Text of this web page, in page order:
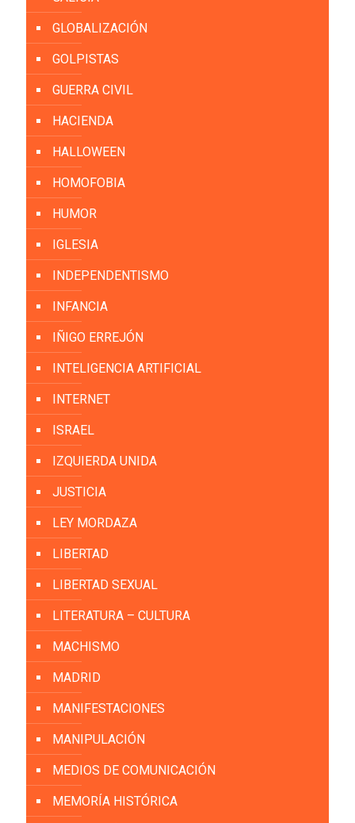
GLOBALIZACIÓN
GOLPISTAS
GUERRA CIVIL
HACIENDA
HALLOWEEN
HOMOFOBIA
HUMOR
IGLESIA
INDEPENDENTISMO
INFANCIA
IÑIGO ERREJÓN
INTELIGENCIA ARTIFICIAL
INTERNET
ISRAEL
IZQUIERDA UNIDA
JUSTICIA
LEY MORDAZA
LIBERTAD
LIBERTAD SEXUAL
LITERATURA – CULTURA
MACHISMO
MADRID
MANIFESTACIONES
MANIPULACIÓN
MEDIOS DE COMUNICACIÓN
MEMORÍA HISTÓRICA